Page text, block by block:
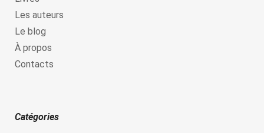
Les auteurs
Le blog
À propos
Contacts
Catégories